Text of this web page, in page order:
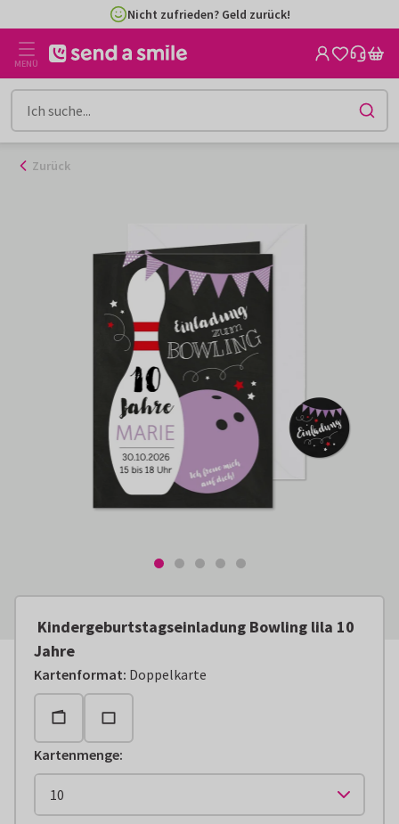
Inhalt
gehen
Nicht zufrieden? Geld zurück!
MENÜ
Zurück
Kindergeburtstagseinladung Bowling lila 10
Jahre
Kartenformat: Doppelkarte
Kartenmenge: